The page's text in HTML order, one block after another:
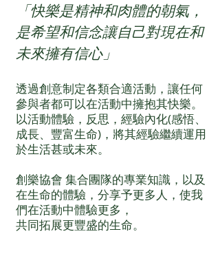
「快樂是精神和肉體的朝氣，
是希望和信念讓自己對現在和
未來擁有信心」
透過創意制定各類合適活動，讓任何
參與者都可以在活動中擁抱其快樂。
以活動體驗，反思，經驗內化(感悟、
成長、豐富生命)，將其經驗繼續運用
於生活甚或未來。
創樂協會 集合團隊的專業知識，以及
在生命的體驗，分享予更多人，使我
們在活動中體驗更多，
共同拓展更豐盛的生命。